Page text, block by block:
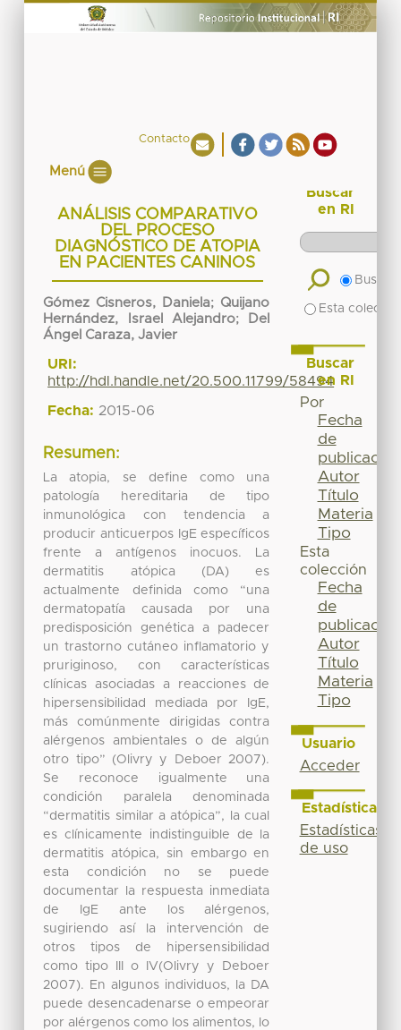
Contacto
Menú
ANÁLISIS COMPARATIVO
DEL PROCESO
DIAGNÓSTICO DE ATOPIA
EN PACIENTES CANINOS
Gómez Cisneros, Daniela; Quijano
Hernández, Israel Alejandro;
Del
Ángel Caraza, Javier
URI:
http://hdl.handle.net/20.500.11799/58494
Fecha: 2015-06
Resumen:
La atopia, se define como una
patología hereditaria de tipo
inmunológica con tendencia a
producir anticuerpos IgE específicos
frente a antígenos inocuos. La
dermatitis atópica (DA) es
actualmente definida como “una
dermatopatía causada por una
predisposición genética a padecer
un trastorno cutáneo inflamatorio y
pruriginoso, con características
clínicas asociadas a reacciones de
hipersensibilidad mediada por IgE,
más comúnmente dirigidas contra
alérgenos ambientales o de algún
otro tipo” (Olivry y Deboer 2007).
Se reconoce igualmente una
condición paralela denominada
“dermatitis similar a atópica”, la cual
es clínicamente indistinguible de la
dermatitis atópica, sin embargo en
esta condición no se puede
documentar la respuesta inmediata
de IgE ante los alérgenos,
sugiriendo así la intervención de
otros tipos de hipersensibilidad
como tipo III o IV(Olivry y Deboer
2007). En algunos individuos, la DA
puede desencadenarse o empeorar
por alérgenos como los alimentos, lo
Buscar
en RI
Buscar
Esta
Buscar
en RI
Por
Fecha
de
publicación
Autor
Título
Materia
Tipo
Esta
colección
Fecha
de
publicación
Autor
Título
Materia
Tipo
Usuario
Acceder
Estadísticas
Estadísticas
de uso